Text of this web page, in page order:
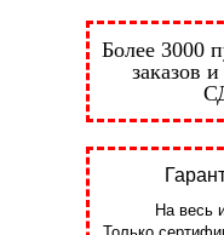
Более 3000
заказов
На весь